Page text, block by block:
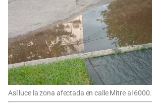
Así luce la zona afectada en calle Mitre al 6000.